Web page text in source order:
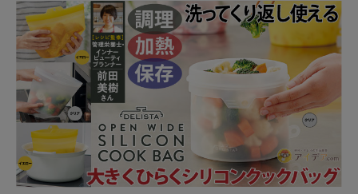
ACCOUNT MENU
ようこそ ゲスト 様
ログイン 会員登録
ブランドから探す
新商品